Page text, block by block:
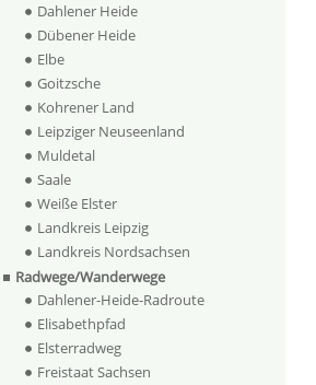
Dahlener Heide
Dübener Heide
Elbe
Goitzsche
Kohrener Land
Leipziger Neuseenland
Muldetal
Saale
Weiße Elster
Landkreis Leipzig
Landkreis Nordsachsen
Radwege/Wanderwege
Dahlener-Heide-Radroute
Elisabethpfad
Elsterradweg
Freistaat Sachsen